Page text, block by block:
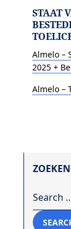
STAAT
Almelo –
2025 +
Almelo –
ZOEKEN
Search